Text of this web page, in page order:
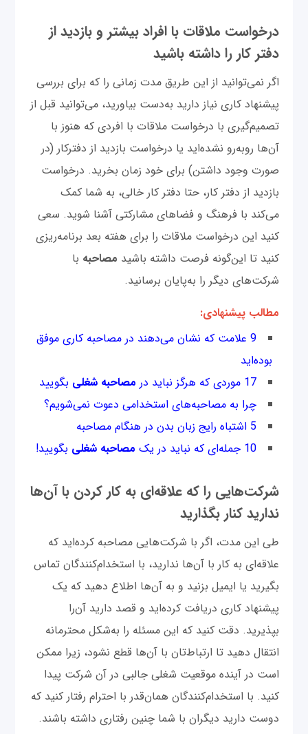
درخواست ملاقات با افراد بیشتر و بازدید از
دفتر کار را داشته باشید
اگر نمی‌توانید از این طریق مدت زمانی را که برای بررسی
پیشنهاد کاری نیاز دارید به‌دست بیاورید، می‌توانید قبل از
تصمیم‌گیری با درخواست ملاقات با افردی که هنوز با
آن‌ها روبه‌رو نشده‌اید یا درخواست بازدید از دفترکار (در
صورت وجود داشتن) برای خود زمان بخرید. درخواست
بازدید از دفتر کار، حتا دفتر کار خالی، به شما کمک
می‌کند با فرهنگ و فضاهای مشارکتی آشنا شوید. سعی
کنید این درخواست ملاقات را برای هفته بعد برنامه‌ریزی
کنید تا این‌گونه فرصت داشته باشید مصاحبه با
شرکت‌های دیگر را به‌پایان برسانید.
مطالب پیشنهادی:
9 علامت که نشان می‌دهند در مصاحبه کاری موفق
بوده‌اید
17 موردی که هرگز نباید در
مصاحبه شغلی بگویید
چرا به مصاحبه‌های استخدامی دعوت نمی‌شویم؟
5 اشتباه رایج زبان بدن در هنگام مصاحبه
10 جمله‌ای که نباید در یک
مصاحبه شغلی بگویید!
شرکت‌هایی را که علاقه‌ای به کار کردن با آن‌ها
ندارید کنار بگذارید
طی این مدت، اگر با شرکت‌هایی مصاحبه کرده‌اید که
علاقه‌ای به کار با آن‌ها ندارید، با استخدام‌کنندگان تماس
بگیرید یا ایمیل بزنید و به آن‌ها اطلاع دهید که یک
پیشنهاد کاری دریافت کرده‌اید و قصد دارید آن‌‌را
بپذیرید. دقت کنید که این مسئله را به‌شکل محترمانه
انتقال دهید تا ارتباط‌تان با آن‌ها قطع نشود، زیرا ممکن
است در آینده موقعیت شغلی جالبی در آن شرکت پیدا
کنید. با استخدام‌کنندگان همان‌قدر با احترام رفتار کنید که
دوست دارید دیگران با شما چنین رفتاری داشته باشند.